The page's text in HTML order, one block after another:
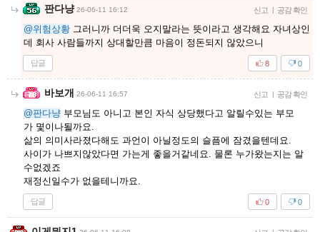
판다냥 26-06-11 16:12 신고 | 공감 확인
@위험상황 그러니까 더더욱 오지말라는 뜻이라고 생각해요 자녀상인
데 회사 사람들까지 상대할만큼 마음이 정돈되지 않았으니
답글 0
8
바보개 26-06-11 16:57 신고 | 공감 확인
@판다냥 부모님도 아니고 본인 자식 상당했다고 알릴수있는 부모
가 몇이나될까요.
삶의 의미사라졌다해도 과언이 아닐정도의 슬픔에 잠겼을텐데요.
사이가 나쁘지않았다면 가는게 좋을거같네요. 물론 누가왔는지는 알
수없겠죠
재정신일수가 없을테니까요.
답글 0
0